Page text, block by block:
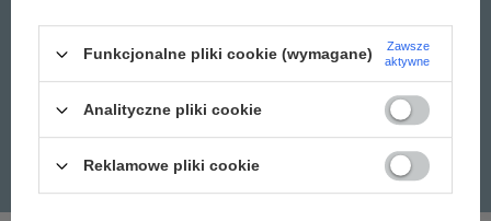
ZABEZPIECZENIE PRZED
KRADZIEŻĄ ZIP CLIP
Zabezpieczenie przed próbami manipulacji przy
zamku lub samoczynnym rozsunięciem się zapięcia.
Funkcjonalne pliki cookie (wymagane)
Zawsze
aktywne
Analityczne pliki cookie
Reklamowe pliki cookie